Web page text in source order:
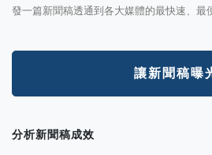
發一篇新聞稿透通到各大媒體的最快速、最
讓新聞稿曝
分析新聞稿成效